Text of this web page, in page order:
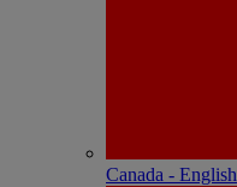
Canada - English